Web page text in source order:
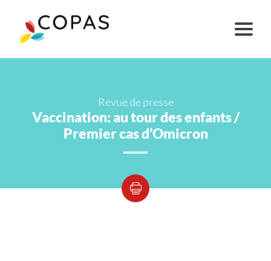
Revue de presse
Vaccination: au tour des enfants /
Premier cas d’Omicron